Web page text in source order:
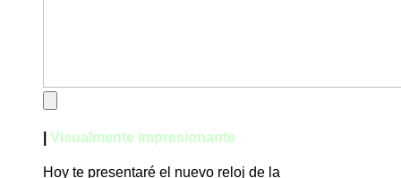
Visualmente impresionante
Hoy te presentaré el nuevo reloj de la